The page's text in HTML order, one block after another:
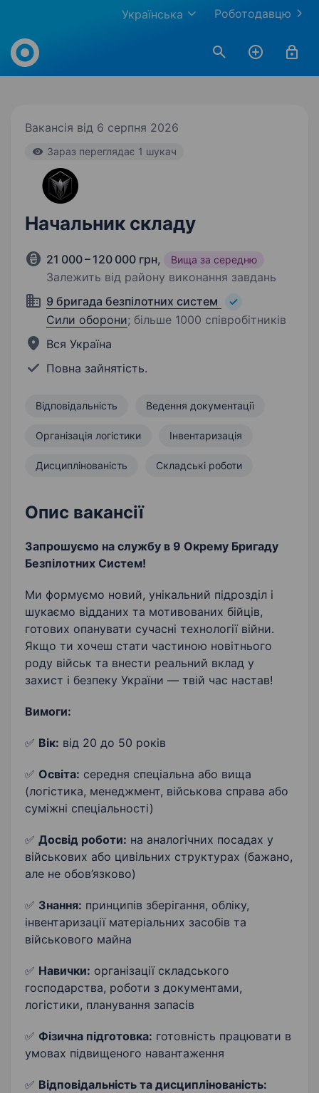
Роботодавцю
Українська
Work.ua
Вакансія від 6 серпня 2026
Зараз переглядає 1 шукач
Начальник складу
21 000 – 120 000 грн, Вища за середню
Залежить від району виконання завдань
9 бригада безпілотних систем
Сили оборони; більше 1000 співробітників
Вся Україна
Повна зайнятість.
Відповідальність Ведення документації
Організація логістики Інвентаризація
Дисциплінованість Складські роботи
Опис вакансії
Запрошуємо на службу в 9 Окрему Бригаду
Безпілотних Систем!
Ми формуємо новий, унікальний підрозділ і
шукаємо відданих та мотивованих бійців,
готових опанувати сучасні технології війни.
Якщо ти хочеш стати частиною новітнього
роду військ та внести реальний вклад у
захист і безпеку України — твій час настав!
Вимоги:
✅ Вік: від 20 до 50 років
✅ Освіта: середня спеціальна або вища
(логістика, менеджмент, військова справа або
суміжні спеціальності)
✅ Досвід роботи: на аналогічних посадах у
військових або цивільних структурах (бажано,
але не обов’язково)
✅ Знання: принципів зберігання, обліку,
інвентаризації матеріальних засобів та
військового майна
✅ Навички: організації складського
господарства, роботи з документами,
логістики, планування запасів
✅ Фізична підготовка: готовність працювати в
умовах підвищеного навантаження
✅ Відповідальність та дисциплінованість: